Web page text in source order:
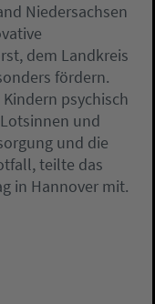
Niedersachsen
dem Landkreis
fördern.
psychisch
und
und die
teilte das
in Hannover mit.